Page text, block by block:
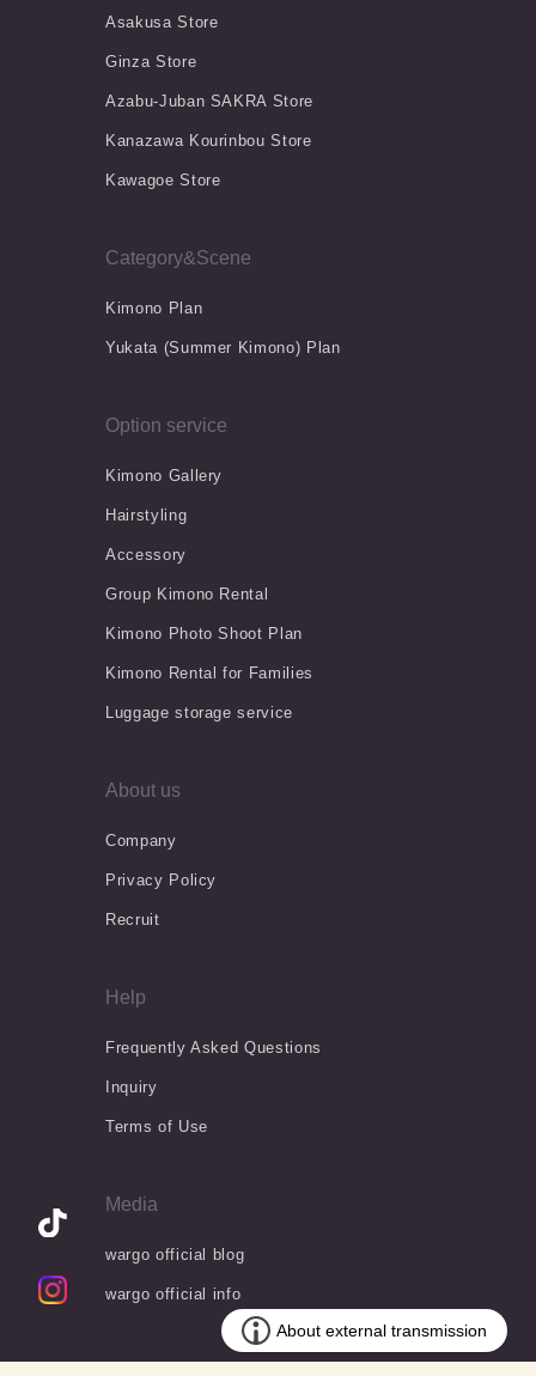
Asakusa Store
Ginza Store
Azabu-Juban SAKRA Store
Kanazawa Kourinbou Store
Kawagoe Store
Category&Scene
Kimono Plan
Yukata (Summer Kimono) Plan
Option service
Kimono Gallery
Hairstyling
Accessory
Group Kimono Rental
Kimono Photo Shoot Plan
Kimono Rental for Families
Luggage storage service
About us
Company
Privacy Policy
Recruit
Help
Frequently Asked Questions
Inquiry
Terms of Use
Media
wargo official blog
wargo official info